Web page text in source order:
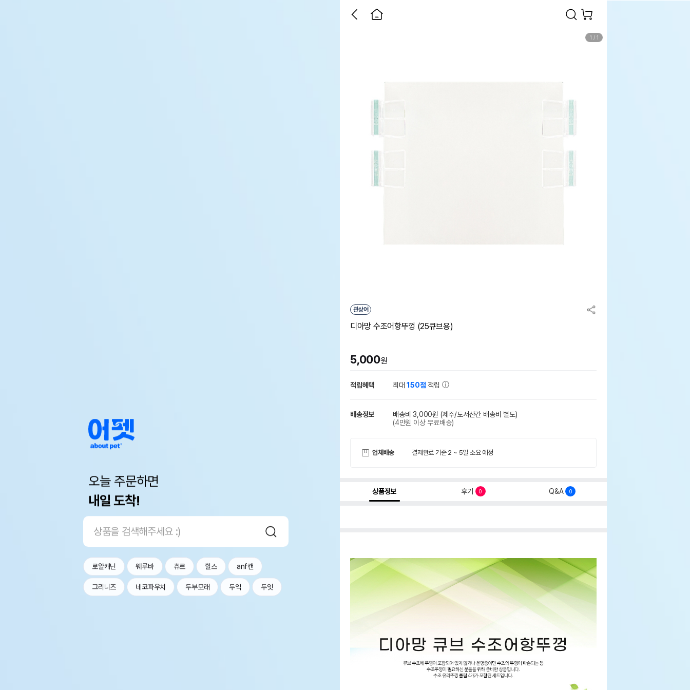
오늘 주문하면
내일 도착!
로얄캐닌 웨루바 츄르 힐스 anf캔
그리니즈 네코파우치 두부모래 두익 두잇
1 / 1
관상어
디아망 수조어항뚜껑 (25큐브용)
5,000원
적립혜택 최대150점 적립
배송정보 배송비 3,000원 (제주/도서산간 배송비 별도)
(4만원 이상 무료배송)
업체배송 결제완료 기준 2 ~ 5일 소요 예정
상품정보 후기 0 Q&A 0